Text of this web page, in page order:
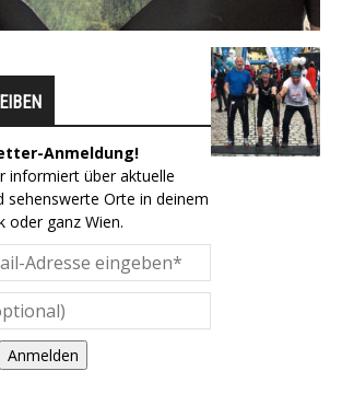
Anmeldung!
informiert über aktuelle
sehenswerte Orte in deinem
oder ganz Wien.
Anmelden